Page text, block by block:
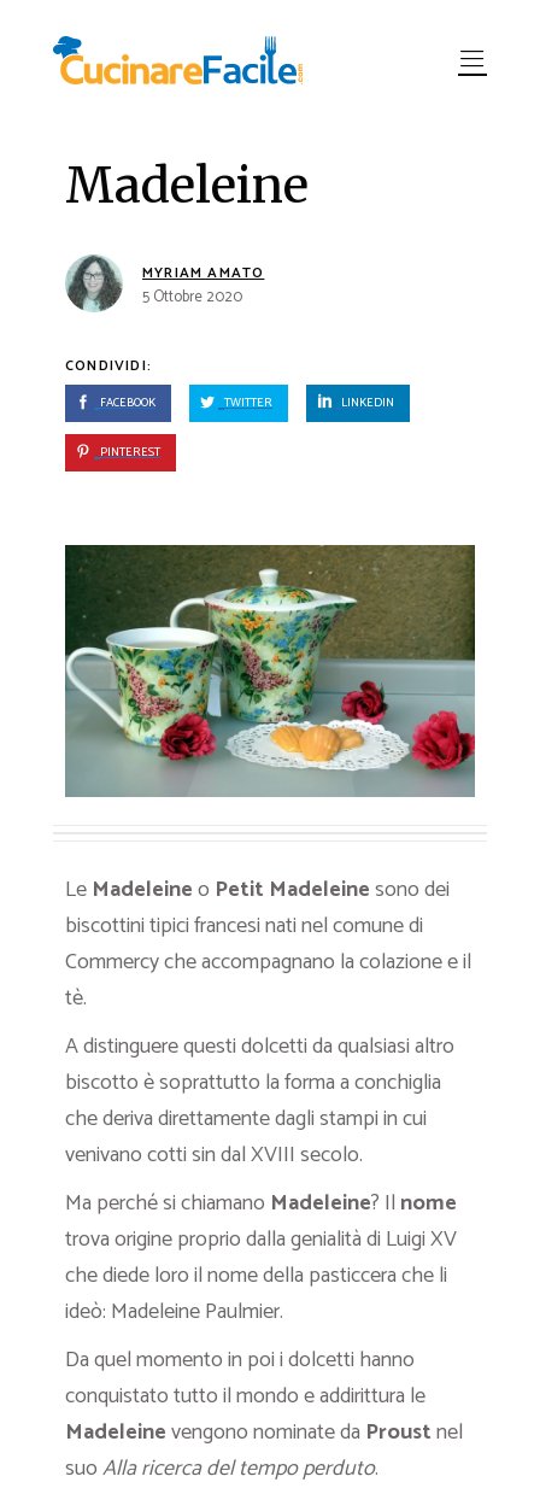
Madeleine
MYRIAM AMATO
5 Ottobre 2020
CONDIVIDI:
FACEBOOK TWITTER LINKEDIN
PINTEREST
Le Madeleineo Petit Madeleinesono dei
biscottini tipici francesi nati nel comune di
Commercy che accompagnano la colazione e il
tè.
A distinguere questi dolcetti da qualsiasi altro
biscotto è soprattutto la forma a conchiglia
che deriva direttamente dagli stampi in cui
venivano cotti sin dal XVIII secolo.
Ma perché si chiamano Madeleine? Il nome
trova origine proprio dalla genialità di Luigi XV
che diede loro il nome della pasticcera che li
ideò: Madeleine Paulmier.
Da quel momento in poi i dolcetti hanno
conquistato tutto il mondo e addirittura le
Madeleinevengono nominate da Proustnel
suoAlla ricerca del tempo perduto.